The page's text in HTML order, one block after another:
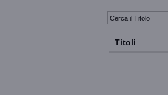
Titoli